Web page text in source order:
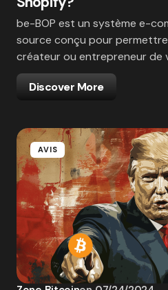
be-BOP est un système e-
source conçu pour permettre
créateur ou entrepreneur de
Discover More
AVIS